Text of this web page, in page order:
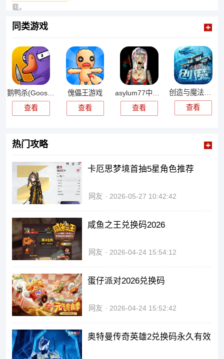
载。
同类游戏
鹅鸭杀(Goose Goose Duck)国际服
查看
傀儡王游戏
查看
查看
查看
热门攻略
卡厄思梦境首抽5星角色推荐
网友 2026-05-27 10:42:42
咸鱼之王兑换码2026
网友 2026-04-24 15:54:12
蛋仔派对2026兑换码
网友 2026-04-24 15:52:42
奥特曼传奇英雄2兑换码永久有效